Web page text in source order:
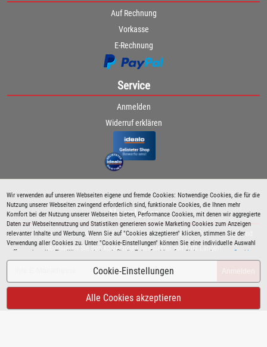
Wir verwenden auf unseren Webseiten eigene und fremde Cookies: Notwendige Cookies, die für die
Nutzung unserer Webseiten zwingend erforderlich sind, funktionale Cookies, die Ihnen mehr
Komfort bei der Nutzung unserer Webseiten bieten, Performance Cookies, mit denen wir aggregierte
Daten zur Webseitennutzung und Statistiken generieren sowie Marketing Cookies zum Anzeigen
relevanter Inhalte und Werbung. Wenn Sie auf "Cookies akzeptieren" klicken, stimmen Sie der
Verwendung aller Cookies zu. Unter "Cookie-Einstellungen" können Sie eine individuelle Auswahl
treffen und erteilte Einwilligungen jederzeit für die Zukunft widerrufen. Siehe auch unsere Cookie
Richtlinie.
Cookie-Einstellungen
Alle Cookies akzeptieren
Auf Rechnung
Vorkasse
E-Rechnung
Service
Anmelden
Widerruf erklären
Newsletter
Bleiben Sie immer über spezielle Aktionen sowie Produktneuheiten informiert und
abonnieren Sie den kostenlosen Newsletter von Lutz Langer!